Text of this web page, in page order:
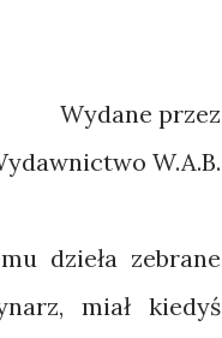
Wydane przez
W.A.B.
dzieła zebrane
miał kiedyś